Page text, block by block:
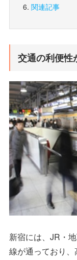
関連記事
交通の利便性
新宿には、JR・
線が通っており